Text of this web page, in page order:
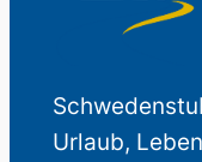
Urlaub,